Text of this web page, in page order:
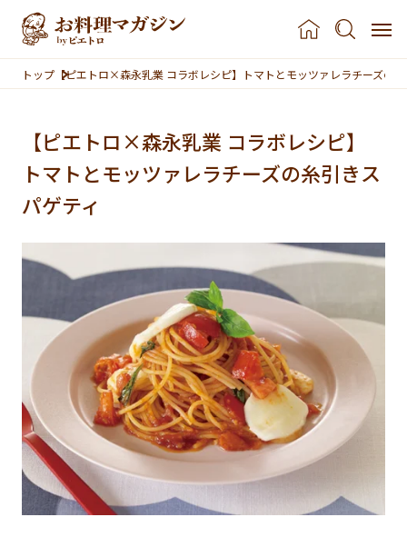
本文へスキップ
トップ 【ピエトロ×森永乳業 コラボレシピ】トマトとモッツァレラチーズの
【ピエトロ×森永乳業 コラボレシピ】
トマトとモッツァレラチーズの糸引きス
パゲティ